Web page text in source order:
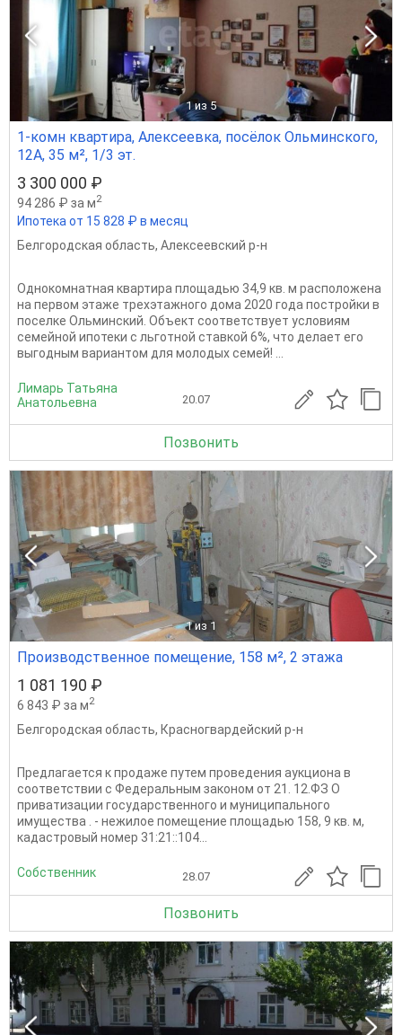
1 из 5
1-комн квартира, Алексеевка, посёлок Ольминского,
12А, 35 м², 1/3 эт.
3 300 000 ₽
94 286 ₽ за м2
Ипотека от 15 828 ₽ в месяц
Белгородская область, Алексеевский р-н
Однокомнатная квартира площадью 34,9 кв. м расположена
на первом этаже трехэтажного дома 2020 года постройки в
поселке Ольминский. Объект соответствует условиям
семейной ипотеки с льготной ставкой 6%, что делает его
выгодным вариантом для молодых семей! ...
Лимарь Татьяна
Анатольевна
20.07
Позвонить
1 из 1
Производственное помещение, 158 м², 2 этажа
1 081 190 ₽
6 843 ₽ за м2
Белгородская область, Красногвардейский р-н
Предлагается к продаже путем проведения аукциона в
соответствии с Федеральным законом от 21. 12.ФЗ О
приватизации государственного и муниципального
имущества . - нежилое помещение площадью 158, 9 кв. м,
кадастровый номер 31:21::104...
Собственник 28.07
Позвонить